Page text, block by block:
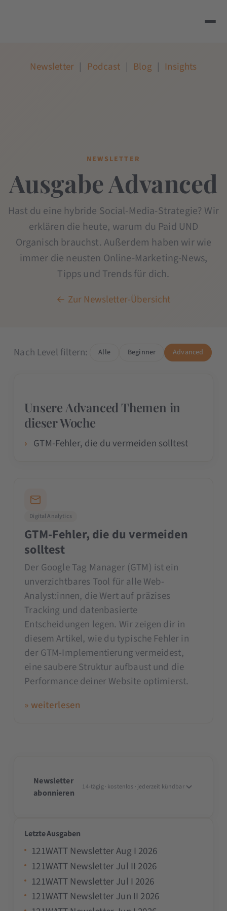
Newsletter | Podcast | Blog | Insights
NEWSLETTER
Ausgabe Advanced
Hast du eine hybride Social-Media-Strategie? Wir
erklären die heute, warum du Paid UND
Organisch brauchst. Außerdem haben wir wie
immer die neusten Online-Marketing-News,
Tipps und Trends für dich.
← Zur Newsletter-Übersicht
Nach Level filtern: Alle Beginner Advanced
Unsere Advanced Themen in
dieser Woche
GTM-Fehler, die du vermeiden solltest
Digital Analytics
GTM-Fehler, die du vermeiden
solltest
Der Google Tag Manager (GTM) ist ein
unverzichtbares Tool für alle Web-
Analyst:innen, die Wert auf präzises
Tracking und datenbasierte
Entscheidungen legen. Wir zeigen dir in
diesem Artikel, wie du typische Fehler in
der GTM-Implementierung vermeidest,
eine saubere Struktur aufbaust und die
Performance deiner Website optimierst.
» weiterlesen
Newsletter
abonnieren
14-tägig · kostenlos · jederzeit kündbar
Letzte Ausgaben
121WATT Newsletter Aug I 2026
121WATT Newsletter Jul II 2026
121WATT Newsletter Jul I 2026
121WATT Newsletter Jun II 2026